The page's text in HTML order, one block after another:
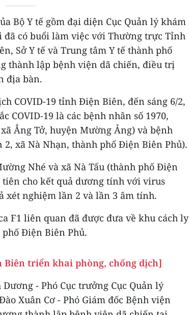
Bộ Y tế gồm đại diện Cục Quản lý khám
đã có buổi làm việc với Thường trực Tỉnh
Sở Y tế và Trung tâm Y tế thành phố
thành lập bệnh viện dã chiến, điều trị
địa bàn.
COVID-19 tỉnh Điện Biên, đến sáng 6/2,
COVID-19 là các bệnh nhân số 1970,
Ẳng Tở, huyện Mường Ảng) và bệnh
xã Nà Nhạn, thành phố Điện Biên Phủ).
Nhé và xã Nà Tấu (thành phố Điện
cho kết quả dương tính với virus
xét nghiệm lần 2 và lần 3 âm tính.
F1 liên quan đã được đưa về khu cách ly
Điện Biên Phủ.
triển khai phòng, chống dịch]
- Phó Cục trưởng Cục Quản lý
Xuân Cơ - Phó Giám đốc Bệnh viện